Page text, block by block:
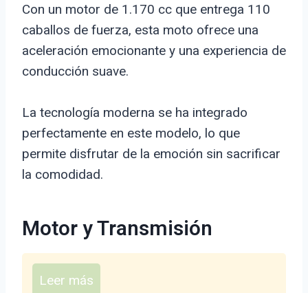
Con un motor de 1.170 cc que entrega 110
caballos de fuerza, esta moto ofrece una
aceleración emocionante y una experiencia de
conducción suave.
La tecnología moderna se ha integrado
perfectamente en este modelo, lo que
permite disfrutar de la emoción sin sacrificar
la comodidad.
Motor y Transmisión
Leer más